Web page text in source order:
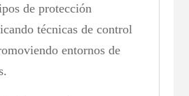
de protección
técnicas de control
entornos de